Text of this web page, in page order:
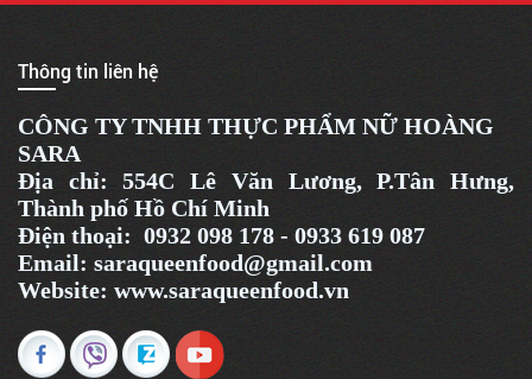
Thông tin liên hệ
CÔNG TY TNHH THỰC PHẨM NỮ HOÀNG
SARA
Địa chỉ:554C Lê Văn Lương, P.Tân Hưng,
Thành phố Hồ Chí Minh
Điện thoại: 0932 098 178 - 0933 619 087
Email: saraqueenfood@gmail.com
Website: www.saraqueenfood.vn